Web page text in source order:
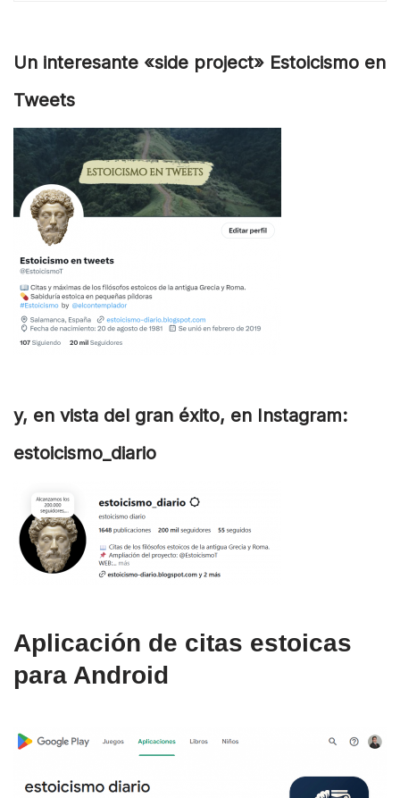
Un interesante «side project» Estoicismo en
Tweets
y, en vista del gran éxito, en Instagram:
estoicismo_diario
Aplicación de citas estoicas
para Android